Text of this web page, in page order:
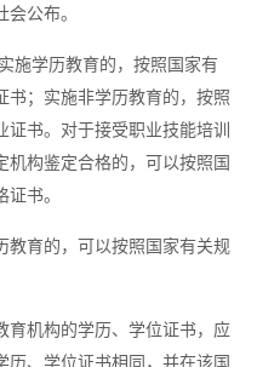
公布。
施学历教育的，按照国家有
书；实施非学历教育的，按照
书。对于接受职业技能培训
机构鉴定合格的，可以按照国
书。
育的，可以按照国家有关规
机构的学历、学位证书，应
历、学位证书相同，并在该国